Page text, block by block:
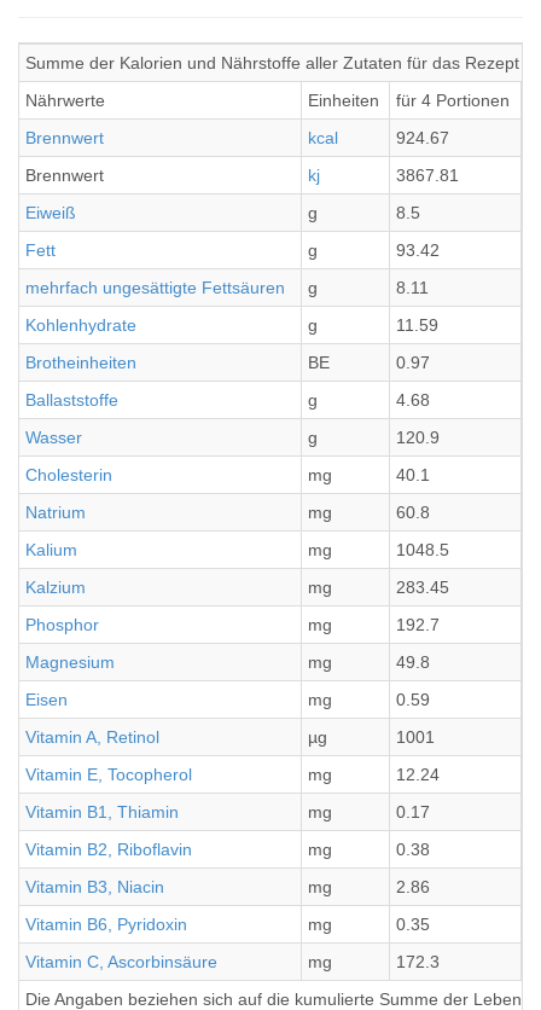
Summe der Kalorien und Nährstoffe aller Zutaten für das Rezept
Nährwerte
Einheiten für 4 Portionen
Brennwert
kcal 924.67
Brennwert
kj 3867.81
Eiweiß
g 8.5
Fett
g 93.42
mehrfach ungesättigte Fettsäuren
g 8.11
Kohlenhydrate
g 11.59
Brotheinheiten
BE 0.97
Ballaststoffe
g 4.68
Wasser
g 120.9
Cholesterin
mg 40.1
Natrium
mg 60.8
Kalium
mg 1048.5
Kalzium
mg 283.45
Phosphor
mg 192.7
Magnesium
mg 49.8
Eisen
mg 0.59
Vitamin A, Retinol
µg 1001
Vitamin E, Tocopherol
mg 12.24
Vitamin B1, Thiamin
mg 0.17
Vitamin B2, Riboflavin
mg 0.38
Vitamin B3, Niacin
mg 2.86
Vitamin B6, Pyridoxin
mg 0.35
Vitamin C, Ascorbinsäure
mg 172.3
Die Angaben beziehen sich auf die kumulierte Summe der